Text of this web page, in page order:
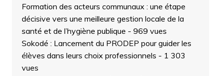
Formation des acteurs communaux : une étape
décisive vers une meilleure gestion locale de la
santé et de l’hygiène publique - 969 vues
Sokodé : Lancement du PRODEP pour guider les
élèves dans leurs choix professionnels - 1 303
vues